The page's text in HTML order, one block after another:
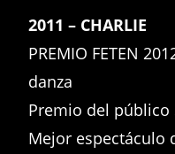
2011 – CHARLIE
PREMIO FETEN
danza
Premio del público
Mejor espectáculo